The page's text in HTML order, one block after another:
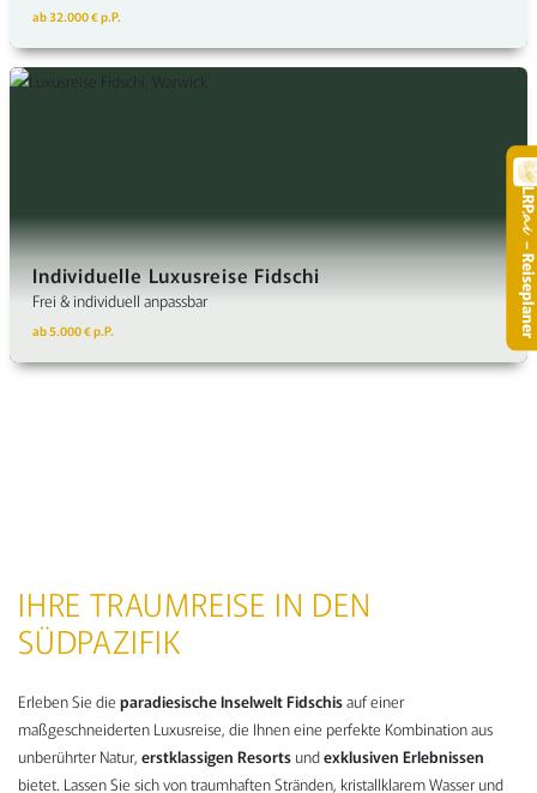
–
ab 32.000 € p.P.
Individuelle Luxusreise Fidschi
Frei & individuell anpassbar
ab 5.000 € p.P.
IHRE TRAUMREISE IN DEN
SÜDPAZIFIK
Erleben Sie die paradiesische Inselwelt Fidschisauf einer
maßgeschneiderten Luxusreise, die Ihnen eine perfekte Kombination aus
unberührter Natur, erstklassigen Resorts undexklusiven Erlebnissen
bietet. Lassen Sie sich von traumhaften Stränden, kristallklarem Wasser und